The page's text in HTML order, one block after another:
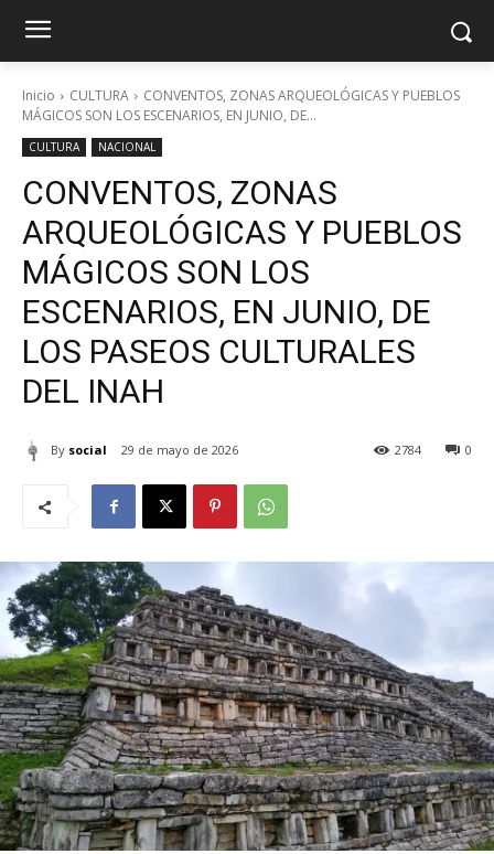
Inicio CULTURA
CONVENTOS, ZONAS ARQUEOLÓGICAS Y PUEBLOS
MÁGICOS SON LOS ESCENARIOS, EN JUNIO, DE...
CULTURA NACIONAL
CONVENTOS, ZONAS
ARQUEOLÓGICAS Y PUEBLOS
MÁGICOS SON LOS
ESCENARIOS, EN JUNIO, DE
LOS PASEOS CULTURALES
DEL INAH
By social 29 de mayo de 2026 0
2784